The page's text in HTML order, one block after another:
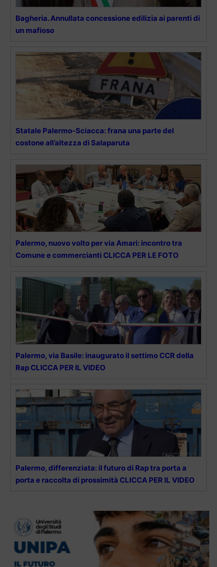
Bagheria. Annullata concessione edilizia ai parenti di
un mafioso
Statale Palermo-Sciacca: frana una parte del
costone all’altezza di Salaparuta
Palermo, nuovo volto per via Amari: incontro tra
Comune e commercianti CLICCA PER LE FOTO
Palermo, via Basile: inaugurato il settimo CCR della
Rap CLICCA PER IL VIDEO
Palermo, differenziata: il futuro di Rap tra porta a
porta e raccolta di prossimità CLICCA PER IL VIDEO